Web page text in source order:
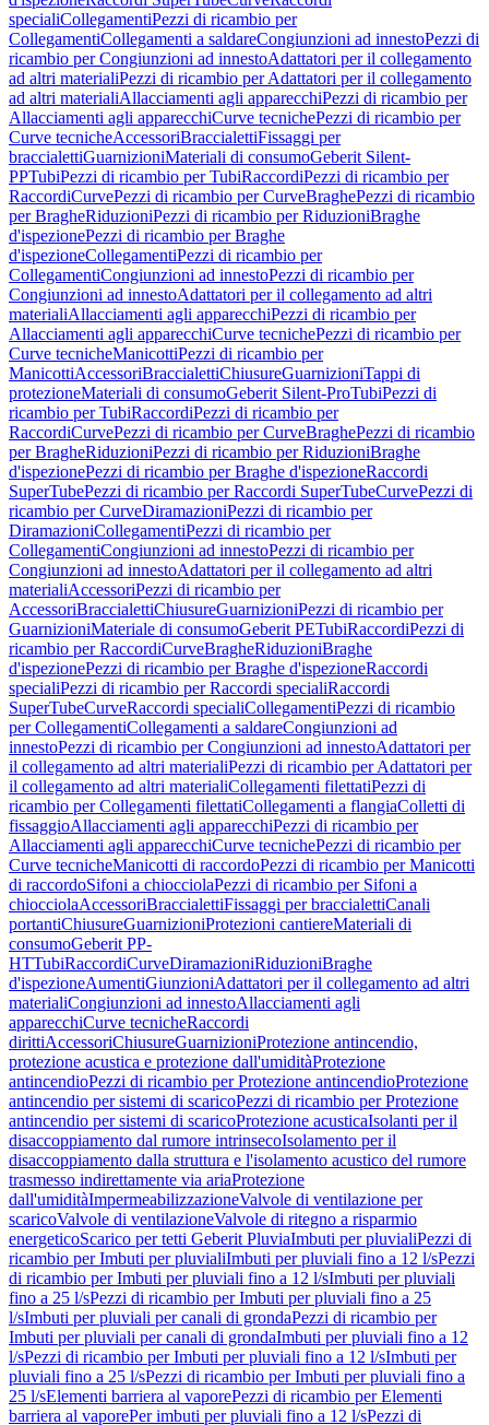
specialiCollegamentiPezzi di ricambio per
CollegamentiCollegamenti a saldareCongiunzioni ad innestoPezzi di
ricambio per Congiunzioni ad innestoAdattatori per il collegamento
ad altri materialiPezzi di ricambio per Adattatori per il collegamento
ad altri materialiAllacciamenti agli apparecchiPezzi di ricambio per
Allacciamenti agli apparecchiCurve tecnichePezzi di ricambio per
Curve tecnicheAccessoriBraccialettiFissaggi per
braccialettiGuarnizioniMateriali di consumoGeberit Silent-
PPTubiPezzi di ricambio per TubiRaccordiPezzi di ricambio per
RaccordiCurvePezzi di ricambio per CurveBraghePezzi di ricambio
per BragheRiduzioniPezzi di ricambio per RiduzioniBraghe
d'ispezionePezzi di ricambio per Braghe
d'ispezioneCollegamentiPezzi di ricambio per
CollegamentiCongiunzioni ad innestoPezzi di ricambio per
Congiunzioni ad innestoAdattatori per il collegamento ad altri
materialiAllacciamenti agli apparecchiPezzi di ricambio per
Allacciamenti agli apparecchiCurve tecnichePezzi di ricambio per
Curve tecnicheManicottiPezzi di ricambio per
ManicottiAccessoriBraccialettiChiusureGuarnizioniTappi di
protezioneMateriali di consumoGeberit Silent-ProTubiPezzi di
ricambio per TubiRaccordiPezzi di ricambio per
RaccordiCurvePezzi di ricambio per CurveBraghePezzi di ricambio
per BragheRiduzioniPezzi di ricambio per RiduzioniBraghe
d'ispezionePezzi di ricambio per Braghe d'ispezioneRaccordi
SuperTubePezzi di ricambio per Raccordi SuperTubeCurvePezzi di
ricambio per CurveDiramazioniPezzi di ricambio per
DiramazioniCollegamentiPezzi di ricambio per
CollegamentiCongiunzioni ad innestoPezzi di ricambio per
Congiunzioni ad innestoAdattatori per il collegamento ad altri
materialiAccessoriPezzi di ricambio per
AccessoriBraccialettiChiusureGuarnizioniPezzi di ricambio per
GuarnizioniMateriale di consumoGeberit PETubiRaccordiPezzi di
ricambio per RaccordiCurveBragheRiduzioniBraghe
d'ispezionePezzi di ricambio per Braghe d'ispezioneRaccordi
specialiPezzi di ricambio per Raccordi specialiRaccordi
SuperTubeCurveRaccordi specialiCollegamentiPezzi di ricambio
per CollegamentiCollegamenti a saldareCongiunzioni ad
innestoPezzi di ricambio per Congiunzioni ad innestoAdattatori per
il collegamento ad altri materialiPezzi di ricambio per Adattatori per
il collegamento ad altri materialiCollegamenti filettatiPezzi di
ricambio per Collegamenti filettatiCollegamenti a flangiaColletti di
fissaggioAllacciamenti agli apparecchiPezzi di ricambio per
Allacciamenti agli apparecchiCurve tecnichePezzi di ricambio per
Curve tecnicheManicotti di raccordoPezzi di ricambio per Manicotti
di raccordoSifoni a chiocciolaPezzi di ricambio per Sifoni a
chiocciolaAccessoriBraccialettiFissaggi per braccialettiCanali
portantiChiusureGuarnizioniProtezioni cantiereMateriali di
consumoGeberit PP-
HTTubiRaccordiCurveDiramazioniRiduzioniBraghe
d'ispezioneAumentiGiunzioniAdattatori per il collegamento ad altri
materialiCongiunzioni ad innestoAllacciamenti agli
apparecchiCurve tecnicheRaccordi
dirittiAccessoriChiusureGuarnizioniProtezione antincendio,
protezione acustica e protezione dall'umiditàProtezione
antincendioPezzi di ricambio per Protezione antincendioProtezione
antincendio per sistemi di scaricoPezzi di ricambio per Protezione
antincendio per sistemi di scaricoProtezione acusticaIsolanti per il
disaccoppiamento dal rumore intrinsecoIsolamento per il
disaccoppiamento dalla struttura e l'isolamento acustico del rumore
trasmesso indirettamente via ariaProtezione
dall'umiditàImpermeabilizzazioneValvole di ventilazione per
scaricoValvole di ventilazioneValvole di ritegno a risparmio
energeticoScarico per tetti Geberit PluviaImbuti per pluvialiPezzi di
ricambio per Imbuti per pluvialiImbuti per pluviali fino a 12 l/sPezzi
di ricambio per Imbuti per pluviali fino a 12 l/sImbuti per pluviali
fino a 25 l/sPezzi di ricambio per Imbuti per pluviali fino a 25
l/sImbuti per pluviali per canali di grondaPezzi di ricambio per
Imbuti per pluviali per canali di grondaImbuti per pluviali fino a 12
l/sPezzi di ricambio per Imbuti per pluviali fino a 12 l/sImbuti per
pluviali fino a 25 l/sPezzi di ricambio per Imbuti per pluviali fino a
25 l/sElementi barriera al vaporePezzi di ricambio per Elementi
barriera al vaporePer imbuti per pluviali fino a 12 l/sPezzi di